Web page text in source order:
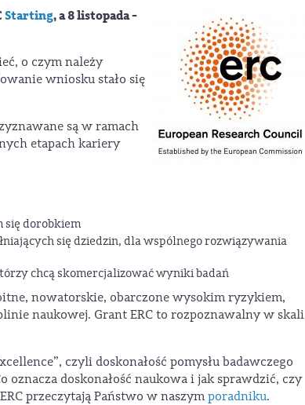
Starting, a 8 listopada -
o czym należy
wniosku stało się
są w ramach
etapach kariery
się dorobkiem
się dziedzin, dla wspólnego rozwiązywania
chcą skomercjalizować wyniki badań
nowatorskie, obarczone wysokim ryzykiem,
naukowej. Grant ERC to rozpoznawalny w skali
czyli doskonałość pomysłu badawczego
oznacza doskonałość naukowa i jak sprawdzić, czy
przeczytają Państwo w naszymporadniku.